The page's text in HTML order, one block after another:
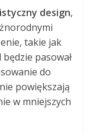
design,
takie jak
pasował
do
powiększają
w mniejszych